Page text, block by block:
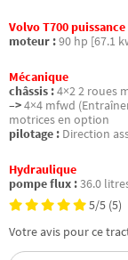
Volvo T700 puissance
moteur :90 hp [67.1
Mécanique
châssis :4×2 2 roues
–>4×4 mfwd
motrices en option
pilotage : Direction
Hydraulique
pompe flux :36.0
5/5 (5)
Votre avis pour ce